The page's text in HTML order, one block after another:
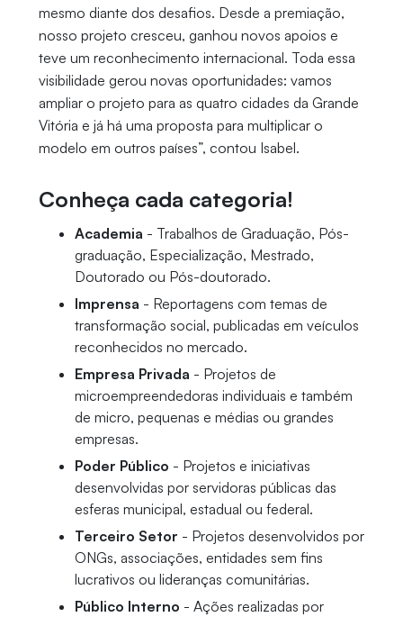
mesmo diante dos desafios. Desde a premiação,
nosso projeto cresceu, ganhou novos apoios e
teve um reconhecimento internacional. Toda essa
visibilidade gerou novas oportunidades: vamos
ampliar o projeto para as quatro cidades da Grande
Vitória e já há uma proposta para multiplicar o
modelo em outros países”, contou Isabel.
Conheça cada categoria!
Academia - Trabalhos de Graduação, Pós-
graduação, Especialização, Mestrado,
Doutorado ou Pós-doutorado.
Imprensa - Reportagens com temas de
transformação social, publicadas em veículos
reconhecidos no mercado.
Empresa Privada - Projetos de
microempreendedoras individuais e também
de micro, pequenas e médias ou grandes
empresas.
Poder Público - Projetos e iniciativas
desenvolvidas por servidoras públicas das
esferas municipal, estadual ou federal.
Terceiro Setor - Projetos desenvolvidos por
ONGs, associações, entidades sem fins
lucrativos ou lideranças comunitárias.
Público Interno - Ações realizadas por